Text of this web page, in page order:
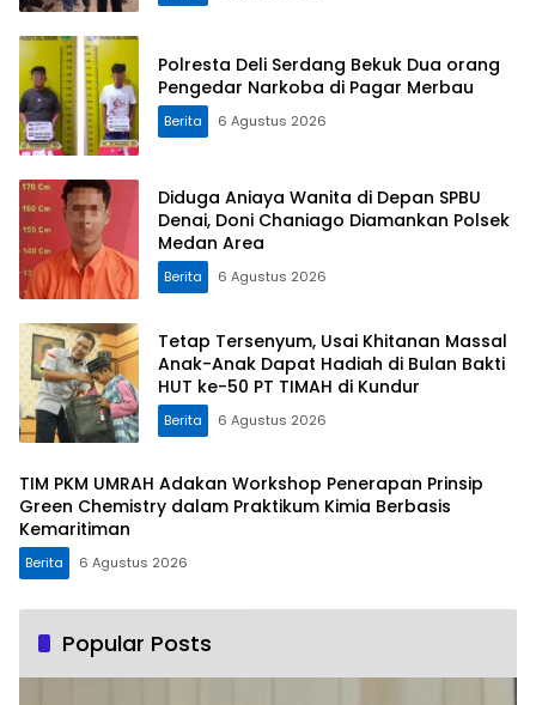
Polresta Deli Serdang Bekuk Dua orang
Pengedar Narkoba di Pagar Merbau
Berita 6 Agustus 2026
Diduga Aniaya Wanita di Depan SPBU
Denai, Doni Chaniago Diamankan Polsek
Medan Area
Berita 6 Agustus 2026
Tetap Tersenyum, Usai Khitanan Massal
Anak-Anak Dapat Hadiah di Bulan Bakti
HUT ke-50 PT TIMAH di Kundur
Berita 6 Agustus 2026
TIM PKM UMRAH Adakan Workshop Penerapan Prinsip
Green Chemistry dalam Praktikum Kimia Berbasis
Kemaritiman
Berita 6 Agustus 2026
Popular Posts